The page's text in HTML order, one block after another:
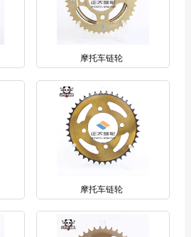
摩托车链轮
摩托车链轮